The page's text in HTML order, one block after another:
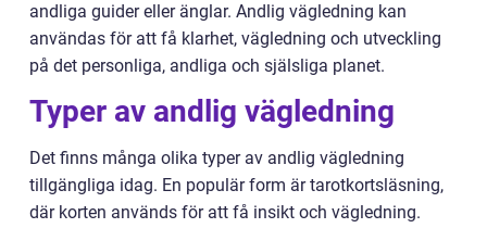
andliga guider eller änglar. Andlig vägledning kan
användas för att få klarhet, vägledning och utveckling
på det personliga, andliga och själsliga planet.
Typer av andlig vägledning
Det finns många olika typer av andlig vägledning
tillgängliga idag. En populär form är tarotkortsläsning,
där korten används för att få insikt och vägledning.